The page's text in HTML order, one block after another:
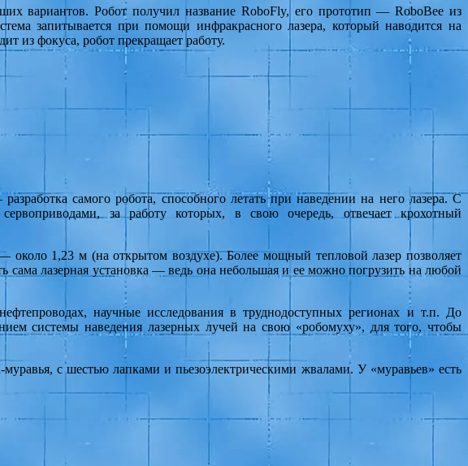
вариантов. Робот получил название RoboFly, его прототип — RoboBee из
запитывается при помощи инфракрасного лазера, который наводится на
из фокуса, робот прекращает работу.
самого робота, способного летать при наведении на него лазера. С
за работу которых, в свою очередь, отвечает крохотный
около 1,23 м (на открытом воздухе). Более мощный тепловой лазер позволяет
сама лазерная установка — ведь она небольшая и ее можно погрузить на любой
научные исследования в труднодоступных регионах и т.п. До
системы наведения лазерных лучей на свою «робомуху», для того, чтобы
с шестью лапками и пьезоэлектрическими жвалами. У «муравьев» есть